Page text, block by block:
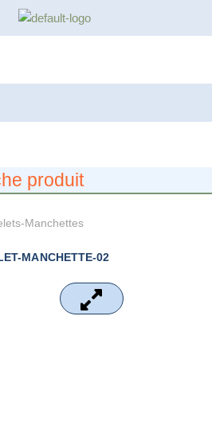
produit
Manchettes
MANCHETTE-02